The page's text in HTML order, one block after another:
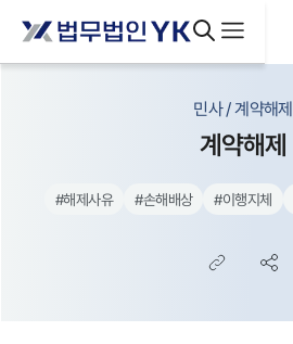
민사 / 계약해제
계약해제
#해제사유 #손해배상 #이행지체